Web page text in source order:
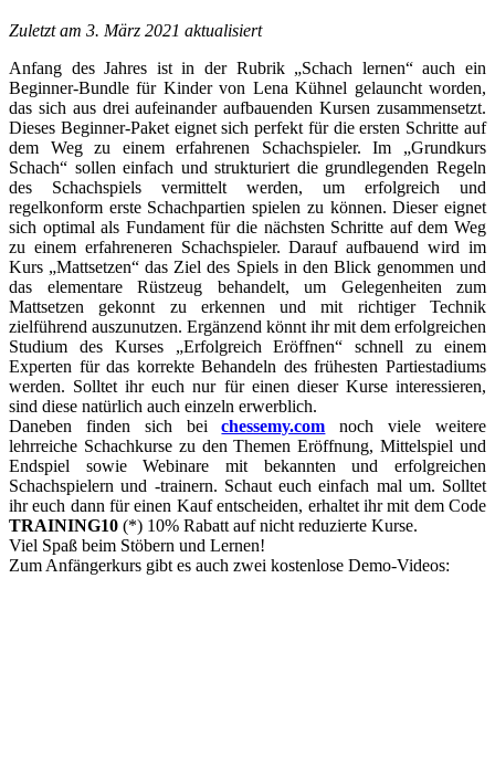
Zuletzt am 3. März 2021 aktualisiert
Anfang des Jahres ist in der Rubrik „Schach lernen“ auch ein
Beginner-Bundle für Kinder von Lena Kühnel gelauncht worden,
das sich aus drei aufeinander aufbauenden Kursen zusammensetzt.
Dieses Beginner-Paket eignet sich perfekt für die ersten Schritte auf
dem Weg zu einem erfahrenen Schachspieler. Im „Grundkurs
Schach“ sollen einfach und strukturiert die grundlegenden Regeln
des Schachspiels vermittelt werden, um erfolgreich und
regelkonform erste Schachpartien spielen zu können. Dieser eignet
sich optimal als Fundament für die nächsten Schritte auf dem Weg
zu einem erfahreneren Schachspieler. Darauf aufbauend wird im
Kurs „Mattsetzen“ das Ziel des Spiels in den Blick genommen und
das elementare Rüstzeug behandelt, um Gelegenheiten zum
Mattsetzen gekonnt zu erkennen und mit richtiger Technik
zielführend auszunutzen. Ergänzend könnt ihr mit dem erfolgreichen
Studium des Kurses „Erfolgreich Eröffnen“ schnell zu einem
Experten für das korrekte Behandeln des frühesten Partiestadiums
werden. Solltet ihr euch nur für einen dieser Kurse interessieren,
sind diese natürlich auch einzeln erwerblich.
Daneben finden sich beichessemy.com noch viele weitere
lehrreiche Schachkurse zu den Themen Eröffnung, Mittelspiel und
Endspiel sowie Webinare mit bekannten und erfolgreichen
Schachspielern und -trainern. Schaut euch einfach mal um. Solltet
ihr euch dann für einen Kauf entscheiden, erhaltet ihr mit dem Code
TRAINING10 (*) 10% Rabatt auf nicht reduzierte Kurse.
Viel Spaß beim Stöbern und Lernen!
Zum Anfängerkurs gibt es auch zwei kostenlose Demo-Videos: